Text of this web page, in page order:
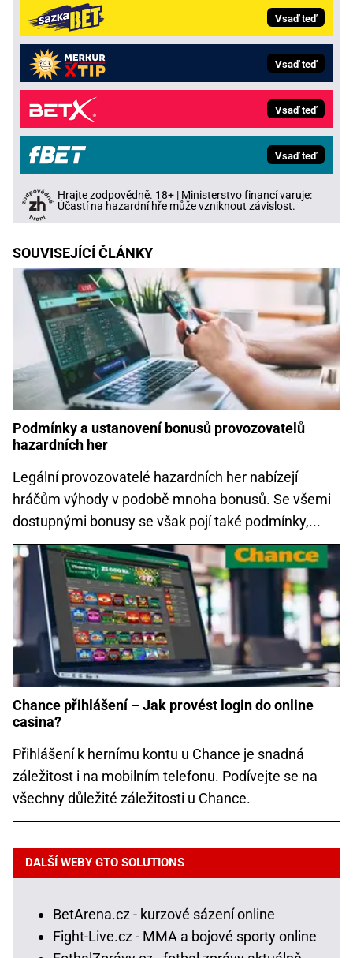
Vsaď teď
Vsaď teď
Vsaď teď
Vsaď teď
Hrajte zodpovědně. 18+ | Ministerstvo financí varuje:
Účastí na hazardní hře může vzniknout závislost.
SOUVISEJÍCÍ ČLÁNKY
Podmínky a ustanovení bonusů provozovatelů
hazardních her
Legální provozovatelé hazardních her nabízejí
hráčům výhody v podobě mnoha bonusů. Se všemi
dostupnými bonusy se však pojí také podmínky,...
Chance přihlášení – Jak provést login do online
casina?
Přihlášení k hernímu kontu u Chance je snadná
záležitost i na mobilním telefonu. Podívejte se na
všechny důležité záležitosti u Chance.
DALŠÍ WEBY GTO SOLUTIONS
BetArena.cz - kurzové sázení online
Fight-Live.cz - MMA a bojové sporty online